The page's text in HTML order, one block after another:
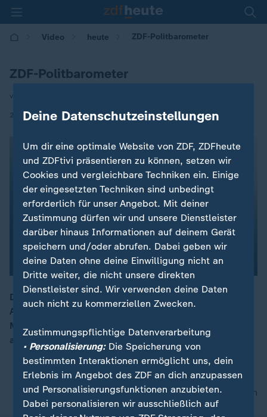
Video heute ZDF-Politbarometer
ZDF-Politbarometer
von Steffen Lobenstein
26.04.2024 | 17:00
Der Spionageverdacht bei der AfD und Streit in der
Ampel sorgten für viel Unruhe. Ob diese sich in
Meinungen der Wähler widerspiegeln, zeigt das
aktuelle ZDF-Politbarometer.
nach oben
Deine Datenschutzeinstellungen
Um dir eine optimale Website von ZDF, ZDFheute
und ZDFtivi präsentieren zu können, setzen wir
Cookies und vergleichbare Techniken ein. Einige
der eingesetzten Techniken sind unbedingt
erforderlich für unser Angebot. Mit deiner
Zustimmung dürfen wir und unsere Dienstleister
darüber hinaus Informationen auf deinem Gerät
speichern und/oder abrufen. Dabei geben wir
deine Daten ohne deine Einwilligung nicht an
Dritte weiter, die nicht unsere direkten
Dienstleister sind. Wir verwenden deine Daten
auch nicht zu kommerziellen Zwecken.
Zustimmungspflichtige Datenverarbeitung
• Personalisierung:Die Speicherung von
bestimmten Interaktionen ermöglicht uns, dein
Erlebnis im Angebot des ZDF an dich anzupassen
und Personalisierungsfunktionen anzubieten.
Dabei personalisieren wir ausschließlich auf